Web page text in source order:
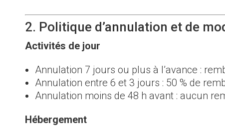
2. Politique d’annulation et de
Activités de jour
Annulation 7 jours ou plus à l’avance :
Annulation entre 6 et 3 jours : 50 % de
Annulation moins de 48 h avant : aucun
Hébergement